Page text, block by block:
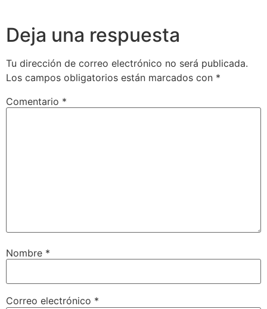
Deja una respuesta
Tu dirección de correo electrónico no será publicada.
Los campos obligatorios están marcados con *
Comentario *
Nombre *
Correo electrónico *